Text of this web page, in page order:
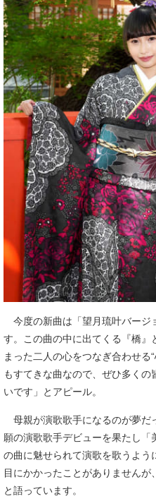
今度の新曲は「望月琉叶バージ
す。この曲の中に出てくる『橋』
まった二人の心をつなぎ合わせる
もすてきな曲なので、ぜひ多く
いです」とアピール。
母親が演歌歌手になるのが夢だ
願の演歌歌手デビューを果たし「
の曲に魅せられて演歌を歌うよう
目にかかったことがありませんが
と語っています。